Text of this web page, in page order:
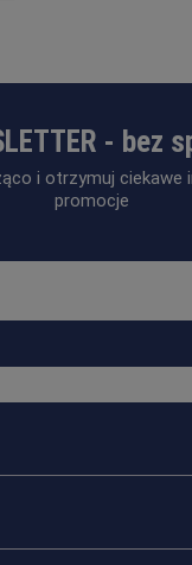
- bez
i otrzymuj ciekawe
promocje